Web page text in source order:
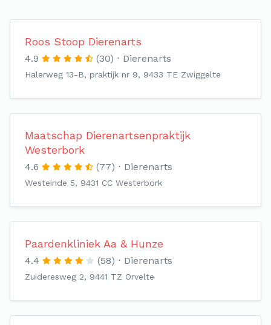
Roos Stoop Dierenarts
4.9 (30) Dierenarts
Halerweg 13-B, praktijk nr 9, 9433 TE Zwiggelte
Maatschap Dierenartsenpraktijk
Westerbork
4.6 (77) Dierenarts
Westeinde 5, 9431 CC Westerbork
Paardenkliniek Aa & Hunze
4.4 (58) Dierenarts
Zuideresweg 2, 9441 TZ Orvelte